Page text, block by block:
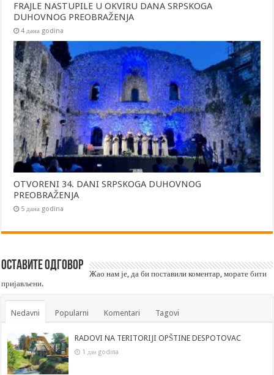
FRAJLE NASTUPILE U OKVIRU DANA SRPSKOGA
DUHOVNOG PREOBRAŽENJA
4 дана godina
OTVORENI 34. DANI SRPSKOGA DUHOVNOG
PREOBRAŽENJA
5 дана godina
Оставите одговор
Жао нам је, да би поставили коментар, моратебити
пријављени.
Nedavni Popularni Komentari Tagovi
RADOVI NA TERITORIJI OPŠTINE DESPOTOVAC
1 дан godina